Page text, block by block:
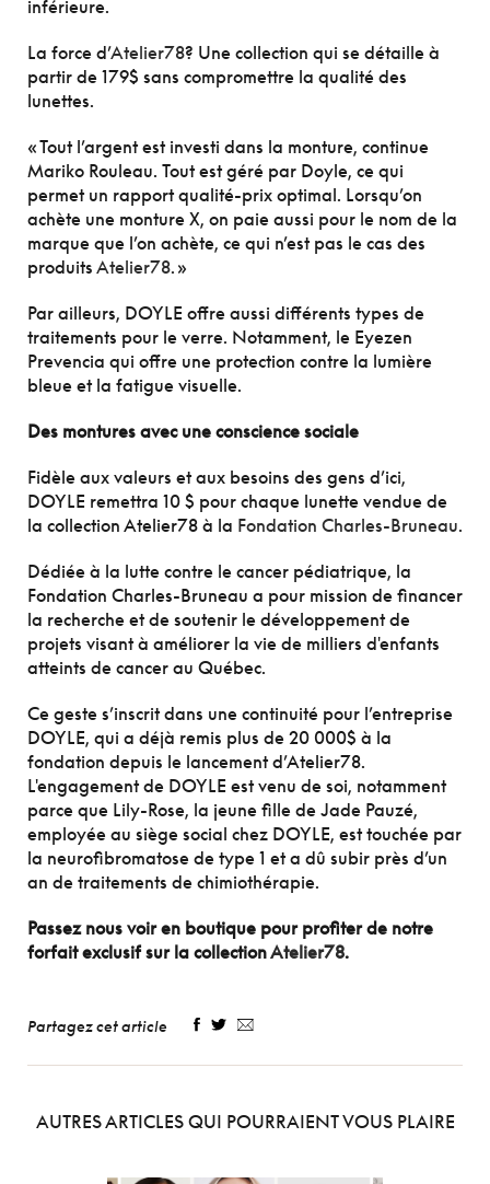
inférieure.
La force d’Atelier78? Une collection qui se détaille à
partir de 179$ sans compromettre la qualité des
lunettes.
« Tout l’argent est investi dans la monture, continue
Mariko Rouleau. Tout est géré par Doyle, ce qui
permet un rapport qualité-prix optimal. Lorsqu’on
achète une monture X, on paie aussi pour le nom de la
marque que l’on achète, ce qui n’est pas le cas des
produits Atelier78. »
Par ailleurs, DOYLE offre aussi différents types de
traitements pour le verre. Notamment, le Eyezen
Prevencia qui offre une protection contre la lumière
bleue et la fatigue visuelle.
Des montures avec une conscience sociale
Fidèle aux valeurs et aux besoins des gens d’ici,
DOYLE remettra 10 $ pour chaque lunette vendue de
la collection Atelier78 à la Fondation Charles-Bruneau.
Dédiée à la lutte contre le cancer pédiatrique, la
Fondation Charles-Bruneau a pour mission de financer
la recherche et de soutenir le développement de
projets visant à améliorer la vie de milliers d'enfants
atteints de cancer au Québec.
Ce geste s’inscrit dans une continuité pour l’entreprise
DOYLE, qui a déjà remis plus de 20 000$ à la
fondation depuis le lancement d’Atelier78.
L'engagement de DOYLE est venu de soi, notamment
parce que Lily-Rose, la jeune fille de Jade Pauzé,
employée au siège social chez DOYLE, est touchée par
la neurofibromatose de type 1 et a dû subir près d’un
an de traitements de chimiothérapie.
Passez nous voir en boutique pour profiter de notre
forfait exclusif sur la collectionAtelier78.
Partagez cet article
AUTRES ARTICLES QUI POURRAIENT VOUS PLAIRE